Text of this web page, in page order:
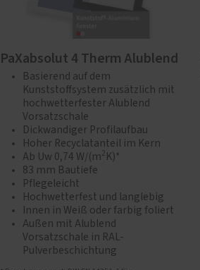
PaXabsolut 4 Therm Alublend
Basierend auf dem
Kunststoffsystem zusätzlich mit
hochwetterfester Alublend
Vorsatzschale
Dickwandiger Profilaufbau
Hoher Recyclatanteil im Kern
Ab Uw 0,74 W/(m2 K)*
83 mm Bautiefe
Pflegeleicht
Hochwetterfest und langlebig
Innen in Weiß oder farbig foliert
Außen mit Alublend
Vorsatzschale in RAL-
Pulverbeschichtung